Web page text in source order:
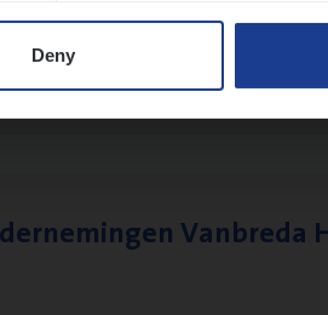
Deny
Van­b­re­da